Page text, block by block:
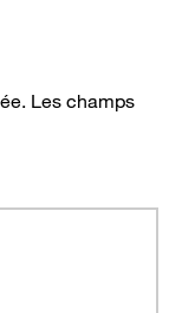
Les champs